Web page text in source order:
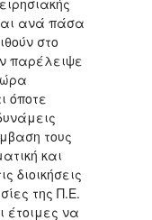
ανά πάσα
στο
παρέλειψε
όποτε
τους
και
διοικήσεις
της Π.Ε.
έτοιμες να